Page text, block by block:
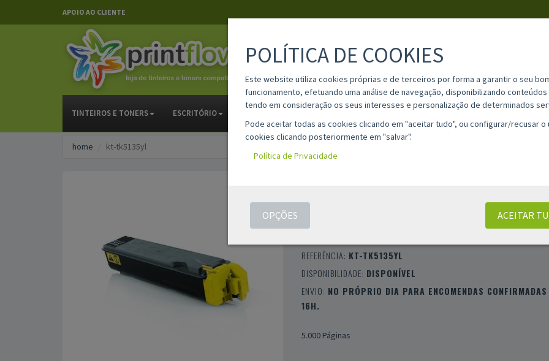
APOIO AO CLIENTE
TINTEIROS E TONERS ESCRITÓRIO MATERIAL ESCOLAR INFORMAÇÕES
home kt-tk5135yl
0 COMENTÁRIOS
REFERÊNCIA: KT-TK5135YL
DISPONIBILIDADE: DISPONÍVEL
ENVIO: NO PRÓPRIO DIA PARA ENCOMENDAS
16H.
5.000 Páginas
POLÍTICA DE COOKIES
Este website utiliza cookies próprias e de terceiros por forma a garantir o seu
funcionamento, efetuando uma análise de navegação, disponibilizando
tendo em consideração os seus interesses e personalização de determinados
Pode aceitar todas as cookies clicando em "aceitar tudo", ou configurar/recusar o
cookies clicando posteriormente em "salvar".
Política de Privacidade
ACEITAR
OPÇÕES